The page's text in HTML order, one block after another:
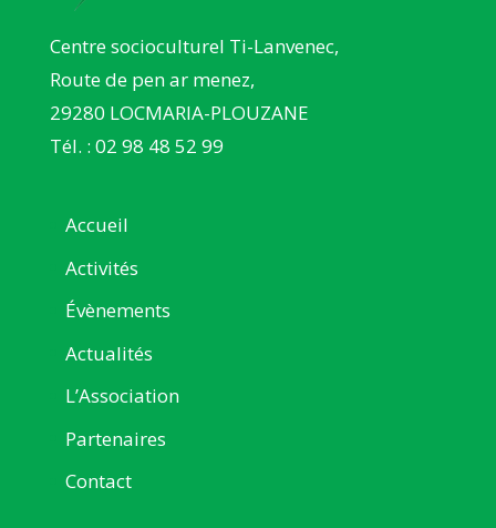
Centre socioculturel Ti-Lanvenec,
Route de pen ar menez,
29280 LOCMARIA-PLOUZANE
Tél. : 02 98 48 52 99
Accueil
Activités
Évènements
Actualités
L’Association
Partenaires
Contact